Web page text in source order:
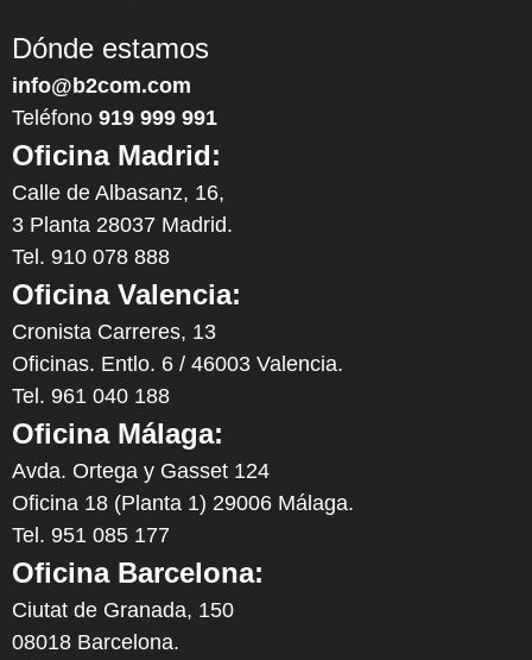
Dónde estamos
info@b2com.com
Teléfono 919 999 991
Oficina Madrid:
Calle de Albasanz, 16,
3 Planta 28037 Madrid.
Tel. 910 078 888
Oficina Valencia:
Cronista Carreres, 13
Oficinas. Entlo. 6 / 46003 Valencia.
Tel. 961 040 188
Oficina Málaga:
Avda. Ortega y Gasset 124
Oficina 18 (Planta 1) 29006 Málaga.
Tel. 951 085 177
Oficina Barcelona:
Ciutat de Granada, 150
08018 Barcelona.